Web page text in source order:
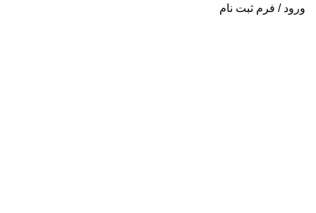
ورود / فرم ثبت نام